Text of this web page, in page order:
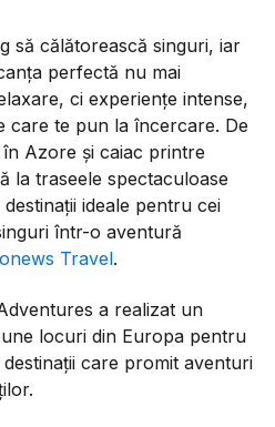
să călătorească singuri, iar
perfectă nu mai
ci experiențe intense,
care te pun la încercare. De
Azore și caiac printre
la traseele spectaculoase
ideale pentru cei
într-o aventură
Travel.
a realizat un
locuri din Europa pentru
care promit aventuri